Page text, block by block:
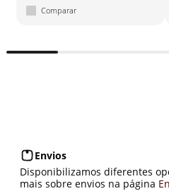
Comparar
Envios
Disponibilizamos diferentes
mais sobre envios na página